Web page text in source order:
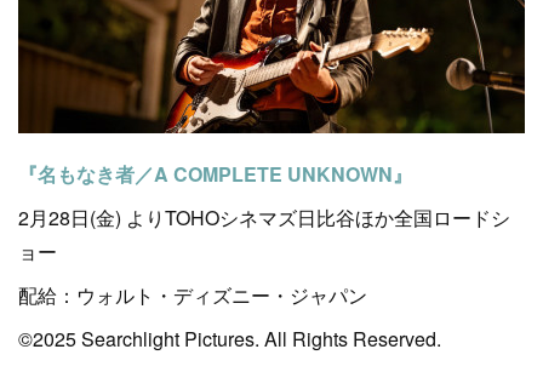
『名もなき者／A COMPLETE UNKNOWN』
2月28日(金) よりTOHOシネマズ日比谷ほか全国ロードシ
ョー
配給：ウォルト・ディズニー・ジャパン
©2025 Searchlight Pictures. All Rights Reserved.